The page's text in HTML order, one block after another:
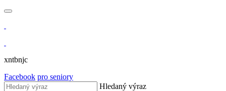
xntbnjc
Facebook pro seniory
Hledaný výraz